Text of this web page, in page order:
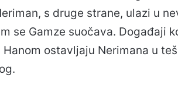
s druge strane, ulazi u
se Gamze suočava. Događaji
ostavljaju Nerimana u